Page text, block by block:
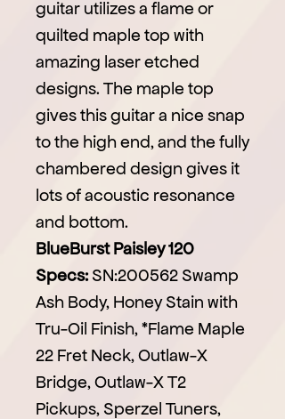
guitar utilizes a flame or
quilted maple top with
amazing laser etched
designs. The maple top
gives this guitar a nice snap
to the high end, and the fully
chambered design gives it
lots of acoustic resonance
and bottom.
BlueBurst Paisley 120
Specs:SN:200562 Swamp
Ash Body, Honey Stain with
Tru-Oil Finish, *Flame Maple
22 Fret Neck, Outlaw-X
Bridge, Outlaw-X T2
Pickups, Sperzel Tuners,